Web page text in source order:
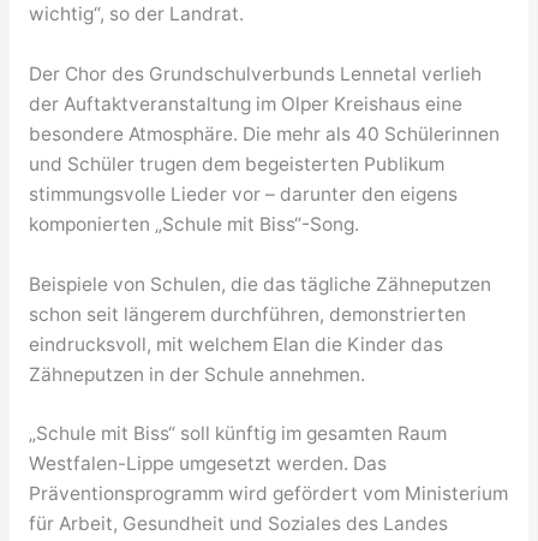
wichtig“, so der Landrat.
Der Chor des Grundschulverbunds Lennetal verlieh
der Auftaktveranstaltung im Olper Kreishaus eine
besondere Atmosphäre. Die mehr als 40 Schülerinnen
und Schüler trugen dem begeisterten Publikum
stimmungsvolle Lieder vor – darunter den eigens
komponierten „Schule mit Biss“-Song.
Beispiele von Schulen, die das tägliche Zähneputzen
schon seit längerem durchführen, demonstrierten
eindrucksvoll, mit welchem Elan die Kinder das
Zähneputzen in der Schule annehmen.
„Schule mit Biss“ soll künftig im gesamten Raum
Westfalen-Lippe umgesetzt werden. Das
Präventionsprogramm wird gefördert vom Ministerium
für Arbeit, Gesundheit und Soziales des Landes